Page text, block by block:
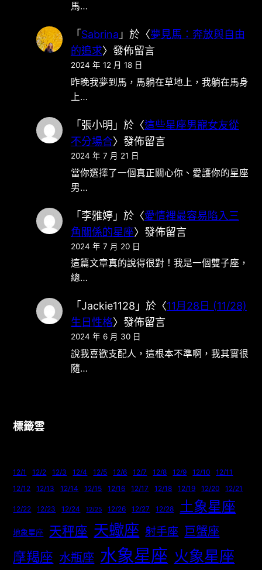
馬…
「 Sabrina 」於〈夢見馬：奔放與自由
的追求〉發佈留言
2024 年 12 月 18 日
昨晚我夢到馬，馬躺在草地上，我躺在馬身
上…
「 張小明 」於〈這些星座男寵女友從
不分場合〉發佈留言
2024 年 7 月 21 日
當你選擇了一個真正關心你、愛護你的星座
男…
「李雅婷」於〈愛情裡最容易陷入三
角關係的星座〉發佈留言
2024 年 7 月 20 日
這篇文章真的說得很對！我是一個雙子座，
總…
「 Jackie1128 」於〈11月28日 (11/28)
生日性格〉發佈留言
2024 年 6 月 30 日
說我喜歡支配人，這根本不準啊，我其實很
隨…
標籤雲
12/1 12/2 12/3 12/4 12/5 12/6 12/7 12/8 12/9 12/10
12/11
12/12
12/13 12/14 12/15 12/16 12/17 12/18 12/19 12/20 12/21
12/22 12/23 12/24 12/25 12/26 12/27 12/28 土象星座
地象星座 天秤座 天蠍座 射手座 巨蟹座
摩羯座 水瓶座 水象星座 火象星座